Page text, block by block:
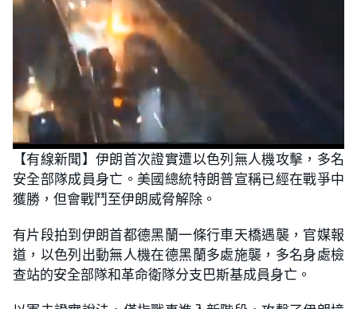
n
m
t
e
o
a
d
e
d
:
2
3
8
%
【有線新聞】伊朗首次證實遭以色列無人機攻擊，多名
安全部隊成員身亡。美國總統特朗普宣稱已經在戰爭中
獲勝，但會戰鬥至伊朗威脅解除。
有片段拍到伊朗首都德黑蘭一條行車天橋遇襲，官媒報
道，以色列出動無人機在德黑蘭多處施襲，多名身處檢
查站的安全部隊和革命衛隊分支巴斯基成員身亡。